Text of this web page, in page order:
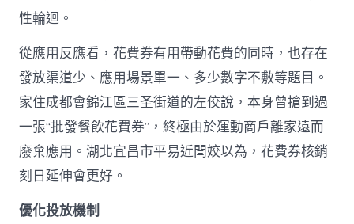
性輪迴。
從應用反應看，花費券有用帶動花費的同時，也存在
發放渠道少、應用場景單一、多少數字不敷等題目。
家住成都會錦江區三圣街道的左佼說，本身曾搶到過
一張“批發餐飲花費券”，終極由於運動商戶離家遠而
廢棄應用。湖北宜昌市平易近閆姣以為，花費券核銷
刻日延伸會更好。
優化投放機制